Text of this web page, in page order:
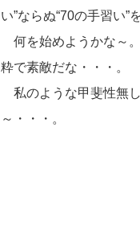
い”ならぬ“70の手習い”
何を始めようかな～
粋で素敵だな・・・。
私のような甲斐性無
～・・・。